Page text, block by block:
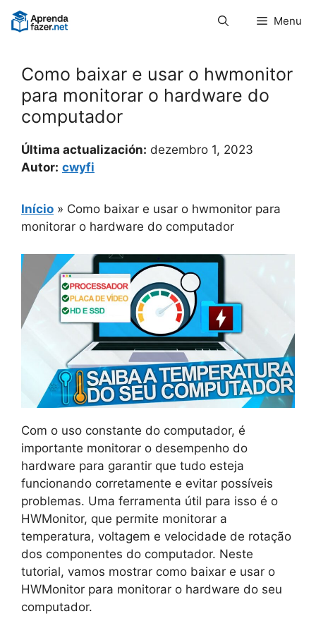
Pular
para
Menu
Como baixar e usar o hwmonitor
para monitorar o hardware do
computador
Última actualización: dezembro 1, 2023
Autor: cwyfi
Início » Como baixar e usar o hwmonitor para
monitorar o hardware do computador
Com o uso constante do computador, é
importante monitorar o desempenho do
hardware para garantir que tudo esteja
funcionando corretamente e evitar possíveis
problemas. Uma ferramenta útil para isso é o
HWMonitor, que permite monitorar a
temperatura, voltagem e velocidade de rotação
dos componentes do computador. Neste
tutorial, vamos mostrar como baixar e usar o
HWMonitor para monitorar o hardware do seu
computador.